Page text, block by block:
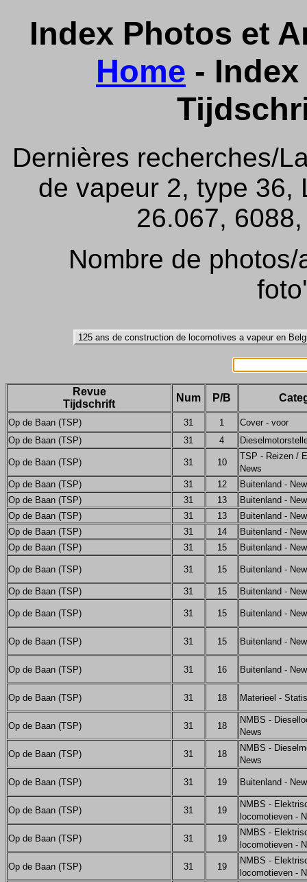
Index Photos et
Home -
Dernières recherches/
de vapeur 2, type 36,
26.067,
Nombre de
Revue
Tijdschrift
Num P/B
Op de Baan (TSP) 31 1
Cover - voor
Op de Baan (TSP)
31 4
Op de Baan (TSP) 31 10
TSP - Reizen /
News
Op de Baan (TSP)
31 12
Buitenland -
Op de Baan (TSP)
31 13
Buitenland -
Op de Baan (TSP)
31 13
Buitenland -
Op de Baan (TSP)
31 14
Buitenland -
Op de Baan (TSP)
31 15 Buitenland -
Op de Baan (TSP) 31 15 Buitenland -
Op de Baan (TSP) 31 15 Buitenland -
Op de Baan (TSP) 31 15 Buitenland -
Op de Baan (TSP) 31 15 Buitenland -
Op de Baan (TSP) 31 16 Buitenland -
Op de Baan (TSP) 31 18 Materieel -
Op de Baan (TSP) 31 18
NMBS -
News
Op de Baan (TSP) 31 18
NMBS -
News
Op de Baan (TSP) 31 19 Buitenland -
Op de Baan (TSP) 31 19
NMBS -
locomotieven -
Op de Baan (TSP) 31 19
NMBS -
locomotieven -
Op de Baan (TSP) 31 19
NMBS -
locomotieven -